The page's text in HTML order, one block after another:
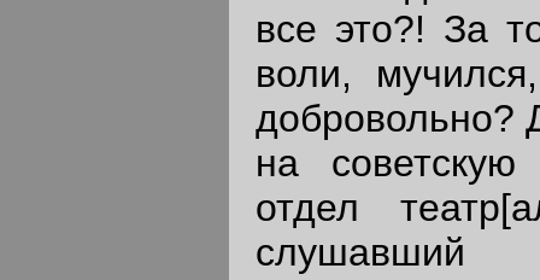
все это?! За
воли,
добровольно?
на
отдел